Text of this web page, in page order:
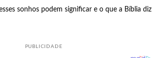
sonhos podem significar e o que a Bíblia diz
PUBLICIDADE